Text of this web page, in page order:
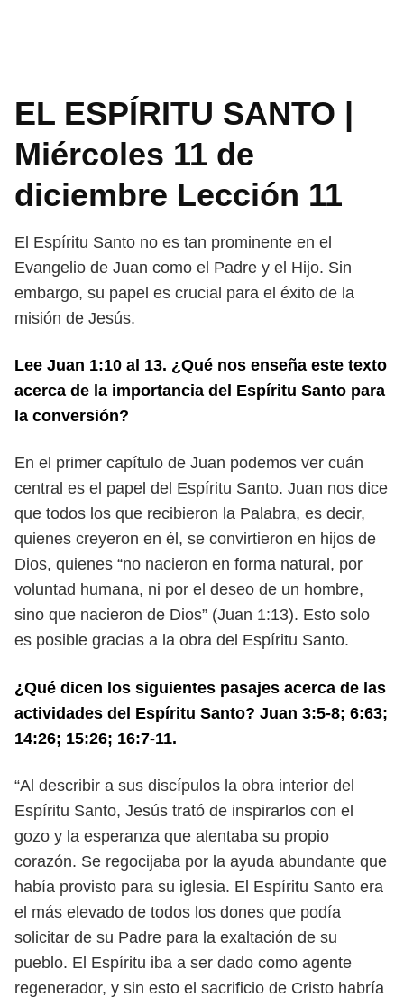
EL ESPÍRITU SANTO |
Miércoles 11 de
diciembre Lección 11
El Espíritu Santo no es tan prominente en el
Evangelio de Juan como el Padre y el Hijo. Sin
embargo, su papel es crucial para el éxito de la
misión de Jesús.
Lee Juan 1:10 al 13. ¿Qué nos enseña este texto
acerca de la importancia del Espíritu Santo para
la conversión?
En el primer capítulo de Juan podemos ver cuán
central es el papel del Espíritu Santo. Juan nos dice
que todos los que recibieron la Palabra, es decir,
quienes creyeron en él, se convirtieron en hijos de
Dios, quienes “no nacieron en forma natural, por
voluntad humana, ni por el deseo de un hombre,
sino que nacieron de Dios” (Juan 1:13). Esto solo
es posible gracias a la obra del Espíritu Santo.
¿Qué dicen los siguientes pasajes acerca de las
actividades del Espíritu Santo? Juan 3:5-8; 6:63;
14:26; 15:26; 16:7-11.
“Al describir a sus discípulos la obra interior del
Espíritu Santo, Jesús trató de inspirarlos con el
gozo y la esperanza que alentaba su propio
corazón. Se regocijaba por la ayuda abundante que
había provisto para su iglesia. El Espíritu Santo era
el más elevado de todos los dones que podía
solicitar de su Padre para la exaltación de su
pueblo. El Espíritu iba a ser dado como agente
regenerador, y sin esto el sacrificio de Cristo habría